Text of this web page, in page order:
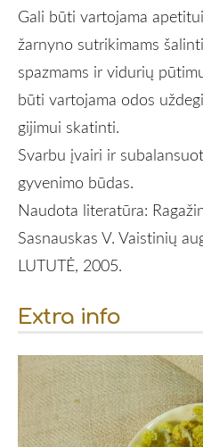
Extra info
Gali būti vartojama
žarnyno sutrikimams
spazmams ir vidurių
būti vartojama odos
gijimui skatinti.
Svarbu įvairi ir
gyvenimo būdas.
Naudota literatūra:
Sasnauskas V. Vaistinių
LUTUTĖ, 2005.